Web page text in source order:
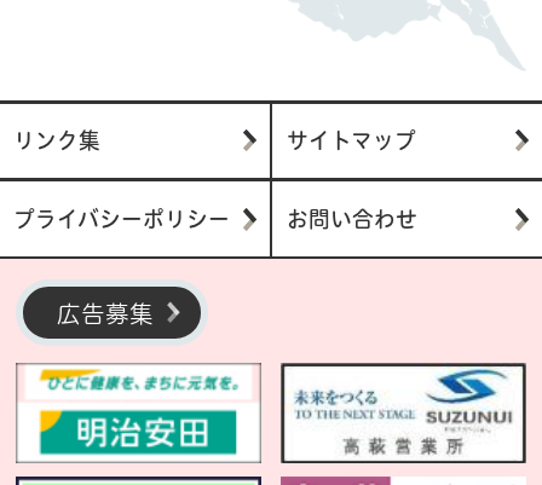
リンク集 サイトマップ
プライバシーポリシー お問い合わせ
広告募集